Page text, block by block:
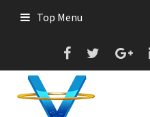
Top Menu